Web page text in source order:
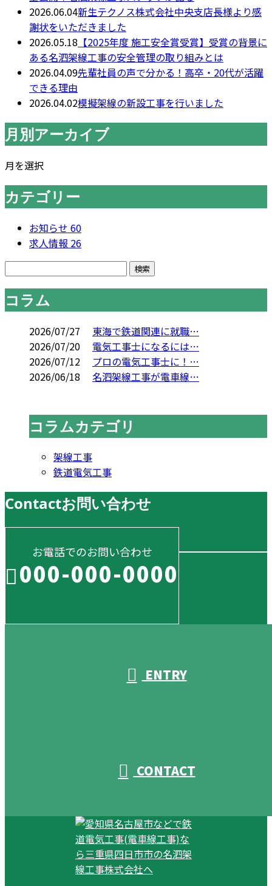
2026.06.04新生テクノス株式会社中央支店長様より感
謝状をいただきました
2026.05.18 【2025年度 施工安全賞受賞】受賞の背景に
ある名泗架線工事の安全管理の取り組みとは
2026.04.09先輩社員の声で分かる！高卒・20代が活躍
できる理由
2026.04.02模擬架線の新設工事を行いました
月別アーカイブ
月を選択
カテゴリー
お知らせ 60
求人情報 26
コラム
2026/07/27
東海で鉄道関連に就職…
2026/07/20
電気工事士になるには…
2026/07/12
プロの電気工事士に！…
2026/06/18
名泗架線工事が電車線…
コラムカテゴリ
架線工事
鉄道電気工事
Contactお問い合わせ
お電話でのお問い合わせ
000-000-0000
ENTRY
CONTACT